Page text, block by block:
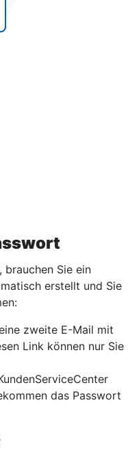
Sie ein
erstellt und Sie
zweite E-Mail mit
Link können nur Sie
das Passwort